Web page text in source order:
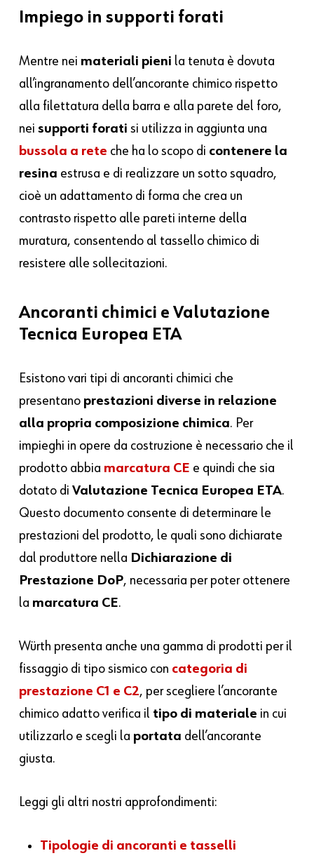
Impiego in supporti forati
Mentre nei materiali pieni la tenuta è dovuta
all’ingranamento dell’ancorante chimico rispetto
alla filettatura della barra e alla parete del foro,
neisupporti forati si utilizza in aggiunta una
bussola a rete che ha lo scopo di contenere la
resina estrusa e di realizzare un sotto squadro,
cioè un adattamento di forma che crea un
contrasto rispetto alle pareti interne della
muratura, consentendo al tassello chimico di
resistere alle sollecitazioni.
Ancoranti chimici e Valutazione
Tecnica Europea ETA
Esistono vari tipi di ancoranti chimici che
presentano prestazioni diverse in relazione
alla propria composizione chimica. Per
impieghi in opere da costruzione è necessario che il
prodotto abbia marcatura CE e quindi che sia
dotato diValutazione Tecnica Europea ETA.
Questo documento consente di determinare le
prestazioni del prodotto, le quali sono dichiarate
dal produttore nella Dichiarazione di
Prestazione DoP, necessaria per poter ottenere
la marcatura CE.
Würth presenta anche una gamma di prodotti per il
fissaggio di tipo sismico con categoria di
prestazione C1 e C2, per scegliere l’ancorante
chimico adatto verifica il tipo di materiale in cui
utilizzarlo e scegli la portata dell’ancorante
giusta.
Leggi gli altri nostri approfondimenti:
Tipologie di ancoranti e tasselli